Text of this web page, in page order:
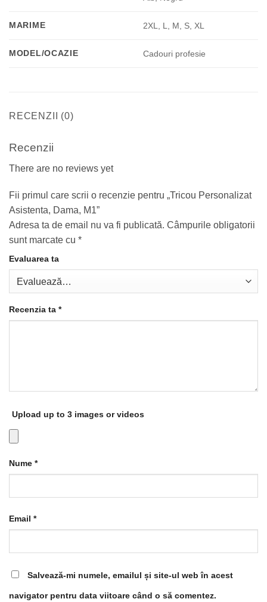
MARIME 2XL, L, M, S, XL
MODEL/OCAZIE Cadouri profesie
RECENZII (0)
Recenzii
There are no reviews yet
Fii primul care scrii o recenzie pentru „Tricou Personalizat
Asistenta, Dama, M1”
Adresa ta de email nu va fi publicată. Câmpurile obligatorii
sunt marcate cu *
Evaluarea ta
Recenzia ta *
Upload up to 3 images or videos
Nume *
Email *
Salvează-mi numele, emailul și site-ul web în acest
navigator pentru data viitoare când o să comentez.